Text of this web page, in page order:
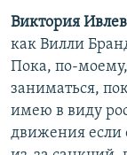
Виктория
как Вилли
Пока, по-
заниматься,
имею в виду
движения если